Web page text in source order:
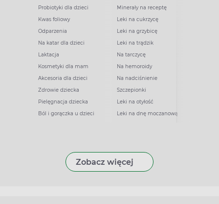
Probiotyki dla dzieci
Kwas foliowy
Odparzenia
Na katar dla dzieci
Laktacja
Kosmetyki dla mam
Akcesoria dla dzieci
Zdrowie dziecka
Pielęgnacja dziecka
Ból i gorączka u dzieci
Minerały na receptę
Leki na cukrzycę
Leki na grzybicę
Leki na trądzik
Na tarczycę
Na hemoroidy
Na nadciśnienie
Szczepionki
Leki na otyłość
Leki na dnę moczanową
Zobacz więcej